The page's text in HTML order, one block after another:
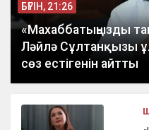
БҮГІН, 21:26
«Махаббатыңызды
Ләйлә Сұлтанқызы
сөз естігенін айтты